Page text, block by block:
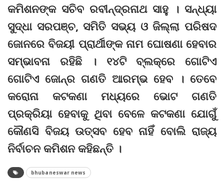
କମିଶନଙ୍କ ସଚିବ ରବୀନ୍ଦ୍ରନାଥ ସାହୁ । ସନ୍ଧ୍ୟା
ସୁଦ୍ଧା ସରପଞ୍ଚ, ସମିତି ସଭ୍ୟ ଓ ଜିଲ୍ଲା ପରିଷଦ
ଜୋନରେ ବିଜୟୀ ପ୍ରାର୍ଥୀଙ୍କ ନାମ ଘୋଷଣା ହେବାର
ସମ୍ଭାବନା ରହିଛି । ୧୪ଟି ବ୍ଲକ୍‌ରେ ଗୋଟିଏ
ଗୋଟିଏ ଜୋନ୍‌ର ଗଣତି ଆରମ୍ଭ ହେବ । ତେବେ
କରୋନା କଟକଣା ମଧ୍ୟରେ ଭୋଟ ଗଣତି
ପ୍ରକ୍ରିୟା ହେବାକୁ ଥିବା ବେଳେ କଟକଣା ଯୋଗୁଁ
କୌଣସି ବିଜୟ ଉତ୍ସବ ହେବ ନାହିଁ ବୋଲି ରାଜ୍ୟ
ନିର୍ବାଚନ କମିଶନ କହିଛନ୍ତି ।
bhubaneswar news